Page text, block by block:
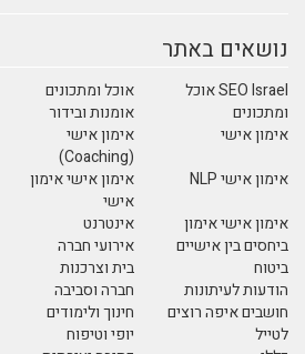
נושאים באתר
SEO Israel אוכל
ומתכונים
אוכל ומתכונים
אומנות ובידור
אימון אישי
אימון אישי
(Coaching)
אימון אישי NLP
אימון אישי אימון
אישי
אימון אישי אימון
ביחסים בין אישיים
אינטרנט
אירועי חברה
ביטוח
בית וצרכנות
הודעות לעיתונות
חברה וסביבה
חושבים איפה רוצים
לטייל
חינוך ולימודים
יופי וטיפוח